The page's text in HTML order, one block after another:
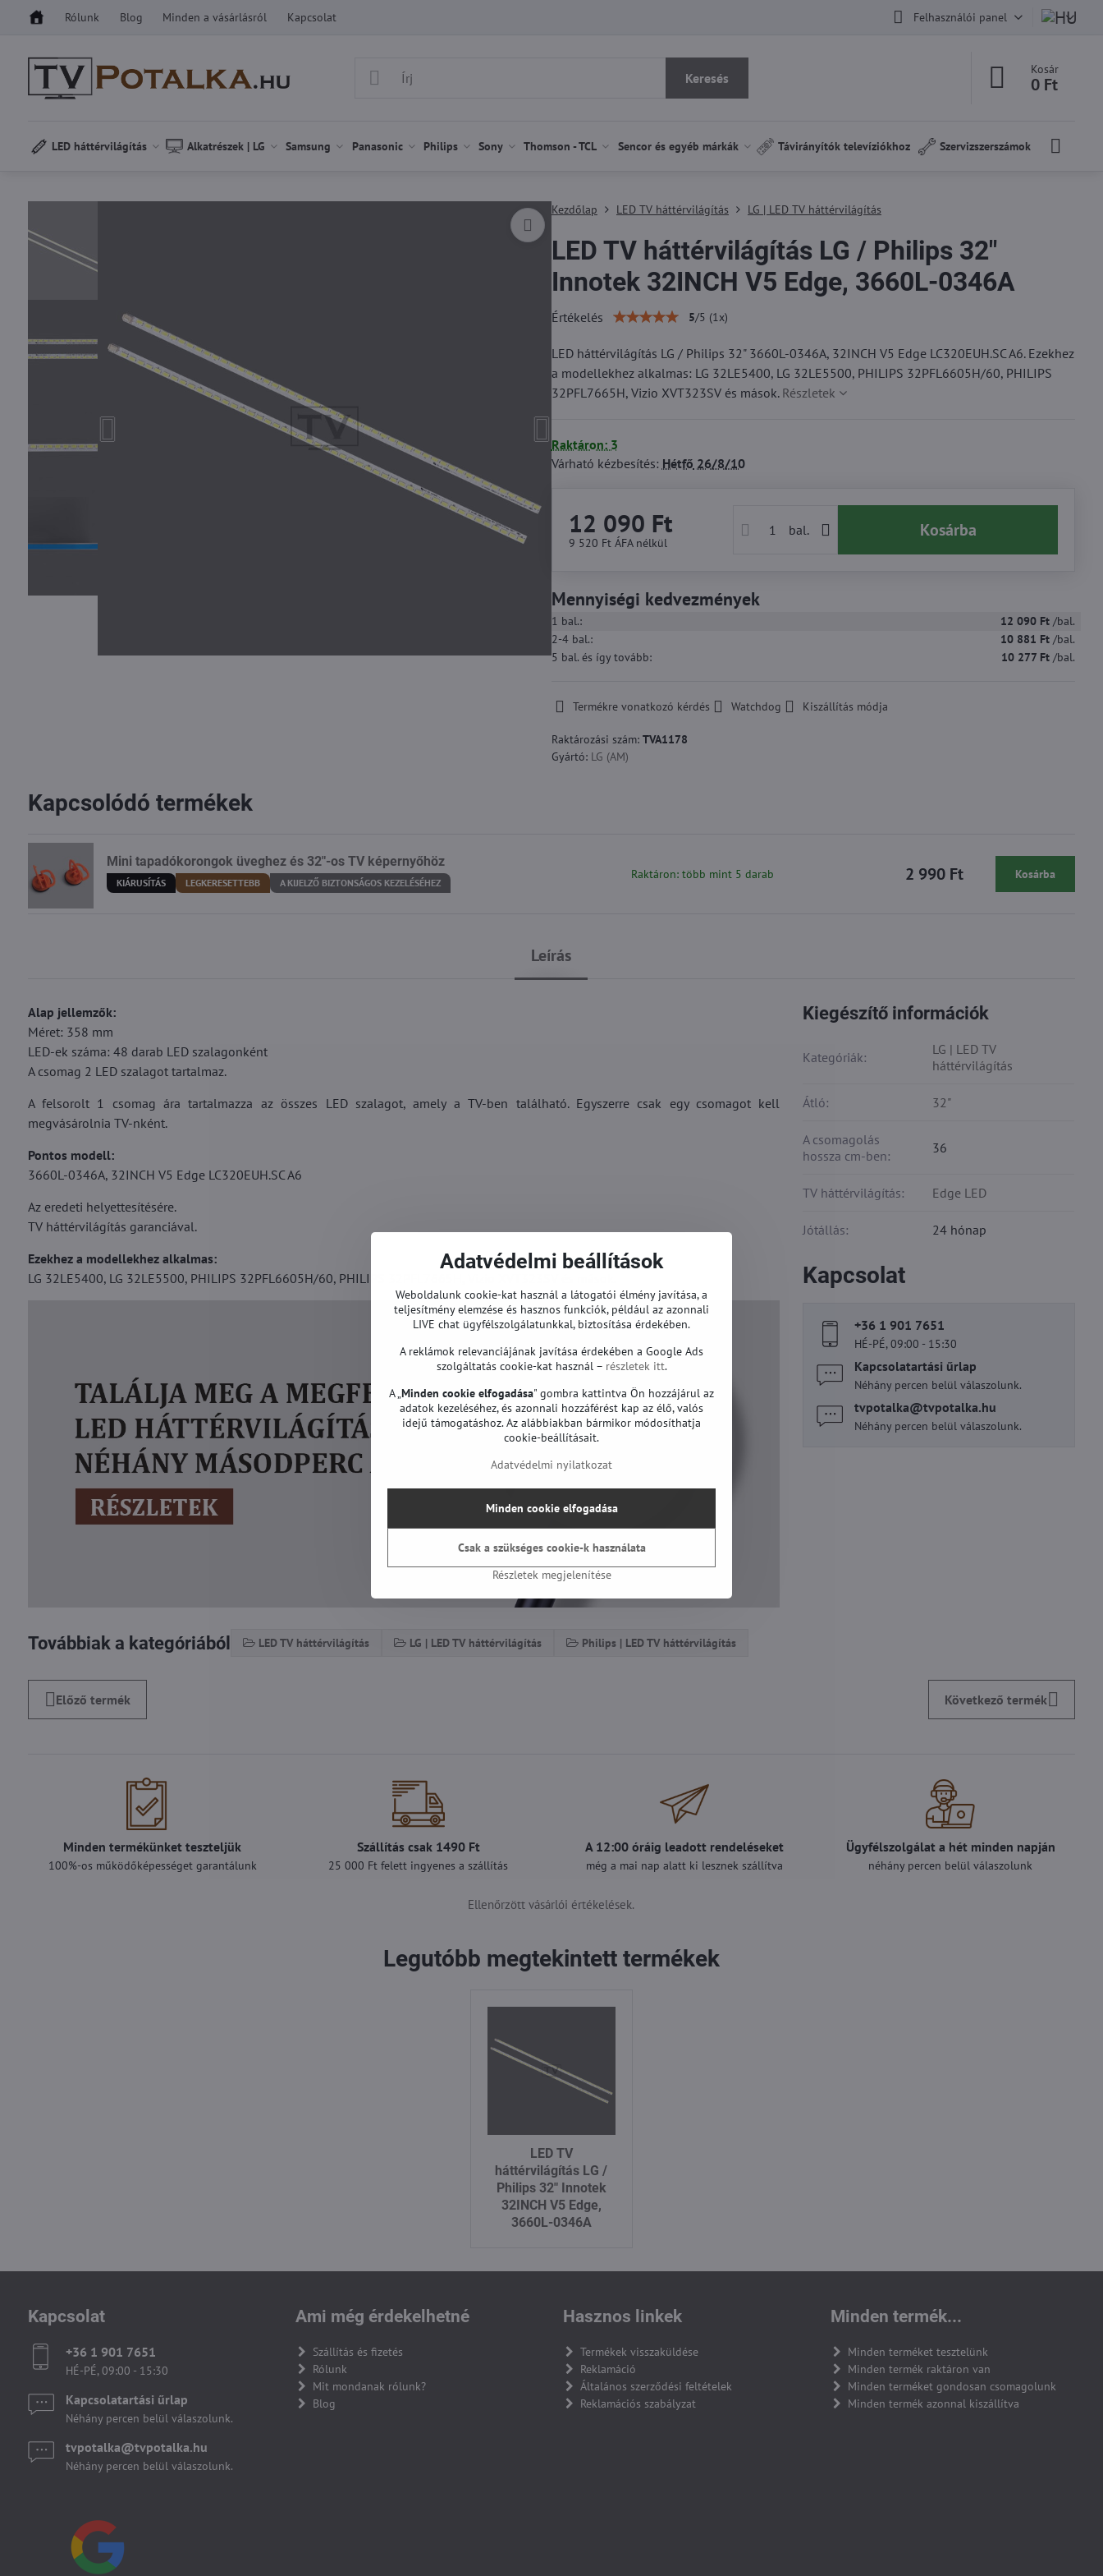
Rólunk Blog Minden a vásárlásról Kapcsolat Felhasználói panel
Keresés
Kosár
0 Ft
LED háttérvilágítás Alkatrészek | LG Samsung Panasonic Philips Sony Thomson - TCL Sencor és egyéb márkák Távirányítók televíziókhoz Szervizszerszámok
Kezdőlap LED TV háttérvilágítás LG | LED TV háttérvilágítás
LED TV háttérvilágítás LG / Philips 32"
Innotek 32INCH V5 Edge, 3660L-0346A
Értékelés 5/5 (1x)
LED háttérvilágítás LG / Philips 32" 3660L-0346A, 32INCH V5 Edge LC320EUH.SC A6. Ezekhez
a modellekhez alkalmas: LG 32LE5400, LG 32LE5500, PHILIPS 32PFL6605H/60, PHILIPS
32PFL7665H, Vizio XVT323SV és mások. Részletek
Raktáron: 3
Várható kézbesítés: Hétfő 26/8/10
12 090 Ft
9 520 Ft ÁFA nélkül
bal. Kosárba
Mennyiségi kedvezmények
1 bal.: 12 090 Ft /bal.
2-4bal.: 10 881 Ft /bal.
5 bal.és így tovább: 10 277 Ft /bal.
Termékre vonatkozó kérdés Watchdog Kiszállítás módja
Raktározási szám: TVA1178
Gyártó: LG (AM)
Leírás
Alap jellemzők:
Méret: 358 mm
LED-ek száma: 48 darab LED szalagonként
A csomag 2 LED szalagot tartalmaz.
A felsorolt 1 csomag ára tartalmazza az összes LED szalagot, amely a TV-ben található. Egyszerre csak egy csomagot kell
megvásárolnia TV-nként.
Pontos modell:
3660L-0346A, 32INCH V5 Edge LC320EUH.SC A6
Az eredeti helyettesítésére.
TV háttérvilágítás garanciával.
Ezekhez a modellekhez alkalmas:
LG 32LE5400, LG 32LE5500, PHILIPS 32PFL6605H/60, PHILIPS 32PFL7665H, Vizio XVT323SV és mások.
Továbbiak a kategóriából LED TV háttérvilágítás LG | LED TV háttérvilágítás Philips | LED TV háttérvilágítás
Kiegészítő információk
Kategóriák:
LG | LED TV
háttérvilágítás
Átló: 32"
A csomagolás
hossza cm-ben:
36
TV háttérvilágítás: Edge LED
Jótállás: 24 hónap
Kapcsolat
+36 1 901 7651
HÉ-PÉ, 09:00 - 15:30
Kapcsolatartási űrlap
Néhány percen belül válaszolunk.
tvpotalka​@tvpotalka​.hu
Néhány percen belül válaszolunk.
Előző termék Következő termék
Kapcsolódó termékek
Mini tapadókorongok üveghez és 32"-os TV képernyőhöz
KIÁRUSÍTÁS LEGKERESETTEBB A KIJELZŐ BIZTONSÁGOS KEZELÉSÉHEZ
Raktáron: több mint 5 darab 2 990 Ft Kosárba
Minden termékünket teszteljük
100%-os működőképességet garantálunk
Szállítás csak 1490 Ft
25 000 Ft felett ingyenes a szállítás
A 12:00 óráig leadott rendeléseket
még a mai nap alatt ki lesznek szállítva
Ügyfélszolgálat a hét minden napján
néhány percen belül válaszolunk
Ellenőrzött vásárlói értékelések.
Legutóbb megtekintett termékek
LED TV
háttérvilágítás LG /
Philips 32" Innotek
32INCH V5 Edge,
3660L-0346A
Kapcsolat
+36 1 901 7651
HÉ-PÉ, 09:00 - 15:30
Kapcsolatartási űrlap
Néhány percen belül válaszolunk.
tvpotalka​@tvpotalka​.hu
Néhány percen belül válaszolunk.
Ami még érdekelhetné
Szállítás és fizetés
Rólunk
Mit mondanak rólunk?
Blog
Hasznos linkek
Termékek visszaküldése
Reklamáció
Általános szerződési feltételek
Reklamációs szabályzat
Minden termék...
Minden terméket tesztelünk
Minden termék raktáron van
Minden terméket gondosan csomagolunk
Minden termék azonnal kiszállítva
Adatvédelmi beállítások
Weboldalunk cookie-kat használ a látogatói élmény javítása, a
teljesítmény elemzése és hasznos funkciók, például az azonnali
LIVE chat ügyfélszolgálatunkkal, biztosítása érdekében.
A reklámok relevanciájának javítása érdekében a Google Ads
szolgáltatás cookie-kat használ – részletek itt.
A „Minden cookie elfogadása" gombra kattintva Ön hozzájárul az
adatok kezeléséhez, és azonnali hozzáférést kap az élő, valós
idejű támogatáshoz. Az alábbiakban bármikor módosíthatja
cookie-beállításait.
Adatvédelmi nyilatkozat
Részletek megjelenítése
Minden cookie elfogadása
Csak a szükséges cookie-k használata